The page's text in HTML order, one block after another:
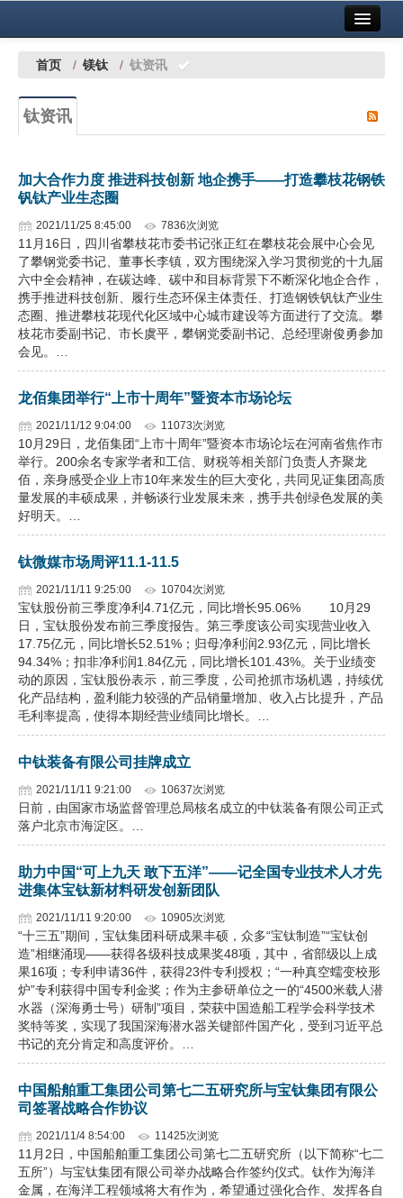
中国有色金属报社主办 广告服务
铜镍铅锌
稀有稀土
有色市场
科技
镁钛
地矿 建设
党建工作
企业文化
《资源再生》杂志
行情报价
首页 / 镁钛 / 钛资讯
钛资讯
加大合作力度 推进科技创新 地企携手——打造攀枝花钢铁
钒钛产业生态圈
2021/11/25 8:45:00 7836次浏览
11月16日，四川省攀枝花市委书记张正红在攀枝花会展中心会见
了攀钢党委书记、董事长李镇，双方围绕深入学习贯彻党的十九届
六中全会精神，在碳达峰、碳中和目标背景下不断深化地企合作，
携手推进科技创新、履行生态环保主体责任、打造钢铁钒钛产业生
态圈、推进攀枝花现代化区域中心城市建设等方面进行了交流。攀
枝花市委副书记、市长虞平，攀钢党委副书记、总经理谢俊勇参加
会见。…
龙佰集团举行“上市十周年”暨资本市场论坛
2021/11/12 9:04:00 11073次浏览
10月29日，龙佰集团“上市十周年”暨资本市场论坛在河南省焦作市
举行。200余名专家学者和工信、财税等相关部门负责人齐聚龙
佰，亲身感受企业上市10年来发生的巨大变化，共同见证集团高质
量发展的丰硕成果，并畅谈行业发展未来，携手共创绿色发展的美
好明天。…
钛微媒市场周评11.1-11.5
2021/11/11 9:25:00 10704次浏览
宝钛股份前三季度净利4.71亿元，同比增长95.06% 10月29
日，宝钛股份发布前三季度报告。第三季度该公司实现营业收入
17.75亿元，同比增长52.51%；归母净利润2.93亿元，同比增长
94.34%；扣非净利润1.84亿元，同比增长101.43%。关于业绩变
动的原因，宝钛股份表示，前三季度，公司抢抓市场机遇，持续优
化产品结构，盈利能力较强的产品销量增加、收入占比提升，产品
毛利率提高，使得本期经营业绩同比增长。…
中钛装备有限公司挂牌成立
2021/11/11 9:21:00 10637次浏览
日前，由国家市场监督管理总局核名成立的中钛装备有限公司正式
落户北京市海淀区。…
助力中国“可上九天 敢下五洋”——记全国专业技术人才先
进集体宝钛新材料研发创新团队
2021/11/11 9:20:00 10905次浏览
“十三五”期间，宝钛集团科研成果丰硕，众多“宝钛制造”“宝钛创
造”相继涌现——获得各级科技成果奖48项，其中，省部级以上成
果16项；专利申请36件，获得23件专利授权；“一种真空蠕变校形
炉”专利获得中国专利金奖；作为主参研单位之一的“4500米载人潜
水器（深海勇士号）研制”项目，荣获中国造船工程学会科学技术
奖特等奖，实现了我国深海潜水器关键部件国产化，受到习近平总
书记的充分肯定和高度评价。…
中国船舶重工集团公司第七二五研究所与宝钛集团有限公
司签署战略合作协议
2021/11/4 8:54:00 11425次浏览
11月2日，中国船舶重工集团公司第七二五研究所（以下简称“七二
五所”）与宝钛集团有限公司举办战略合作签约仪式。钛作为海洋
金属，在海洋工程领域将大有作为，希望通过强化合作、发挥各自